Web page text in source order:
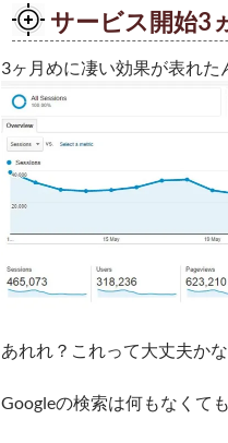
サービス開始3
3ヶ月めに凄い効果が表れ
あれれ？これって大丈夫か
Googleの検索は何もなくて